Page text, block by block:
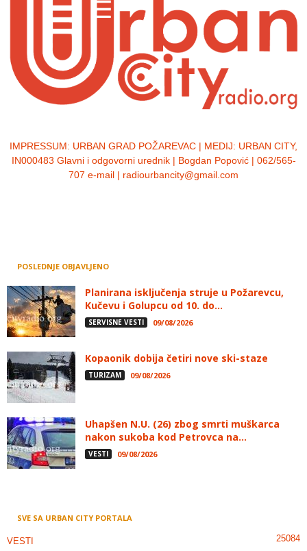
IMPRESSUM: URBAN GRAD POŽAREVAC | MEDIJ: URBAN CITY,
IN000483 Glavni i odgovorni urednik | Bogdan Popović | 062/565-
707 e-mail | radiourbancity@gmail.com
POSLEDNJE OBJAVLJENO
Planirana isključenja struje u Požarevcu,
Kučevu i Golupcu od 10. do...
SERVISNE VESTI 09/08/2026
Kopaonik dobija četiri nove ski-staze
TURIZAM 09/08/2026
Uhapšen N.U. (26) zbog smrti muškarca
nakon sukoba kod Petrovca na...
VESTI 09/08/2026
SVE SA URBAN CITY PORTALA
VESTI 25084